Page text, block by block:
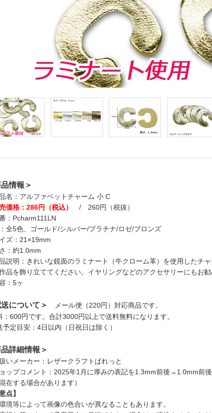
品情報＞
名：アルファベットチャーム 小 C
価格：286円（税込）
/ 260円（税抜）
：Pcharm111LN
全5色、ゴールド/シルバー/プラチナ/ロゼ/ブロンズ
ズ：21×19mm
：約1.0mm
説明：きれいな鏡面のラミナート（牛クローム革）を使用したチ
品を飾り立ててください。イヤリングなどのアクセサリーにもお
：5ヶ
送について＞
メール便（220円）対応商品です。
：600円です。合計3000円以上で送料無料になります。
予定目安：4日以内（日祝日は除く）
品詳細情報＞
いメーカー：レザークラフトぱれっと
ップコメント：2025年1月に厚みの表記を1.3mm前後→1.0mm前
在する場合があります）
点】
境等によって画像の色合いが異なることもあります。